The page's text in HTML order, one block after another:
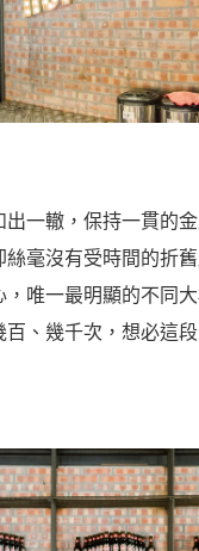
出一轍，保持一貫的
絲毫沒有受時間的折
，唯一最明顯的不同
百、幾千次，想必這